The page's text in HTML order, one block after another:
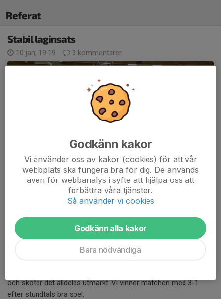
Referat
Stabil laginsats
10 jan, 19:19 3 kommentarer
Efter en tidig avresa och en hel del sjukdomar i laget var det
med viss oro vi åkte ända till Falun för två matcher. Första
matchen mot Falun är vi ändå hoppfulla om att vi ska kunna ge
och sköter det alldeles utmärkt. Vi vinner matchen med 3-1
efter stundtals bra spel.
Godkänn kakor
Vi använder oss av kakor (cookies) för att vår
webbplats ska fungera bra för dig. De används
även för webbanalys i syfte att hjälpa oss att
förbättra våra tjänster.
Så använder vi cookies
Godkänn alla kakor
Bara nödvändiga